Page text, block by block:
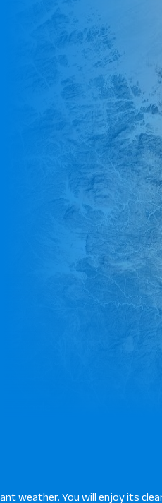
weather. You will enjoy its